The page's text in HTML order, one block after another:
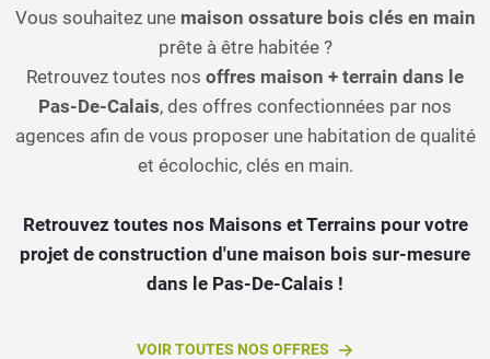
Vous souhaitez une maison ossature bois clés en main
prête à être habitée ?
Retrouvez toutes nos offres maison + terrain dans le
Pas-De-Calais, des offres confectionnées par nos
agences afin de vous proposer une habitation de qualité
et écolochic, clés en main.
Retrouvez toutes nos Maisons et Terrains pour votre
projet de construction d'une maison bois sur-mesure
dans le Pas-De-Calais !
VOIR TOUTES NOS OFFRES